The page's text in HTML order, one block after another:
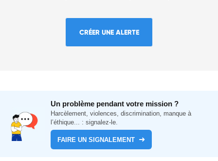
CRÉER UNE ALERTE
Un problème pendant votre mission ?
Harcèlement, violences, discrimination, manque à
l’éthique... : signalez-le.
FAIRE UN SIGNALEMENT